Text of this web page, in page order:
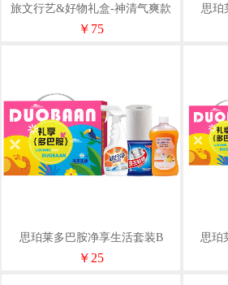
旅文行艺&好物礼盒-神清气爽款
￥75
思珀
思珀莱多巴胺净享生活套装B
￥25
思珀